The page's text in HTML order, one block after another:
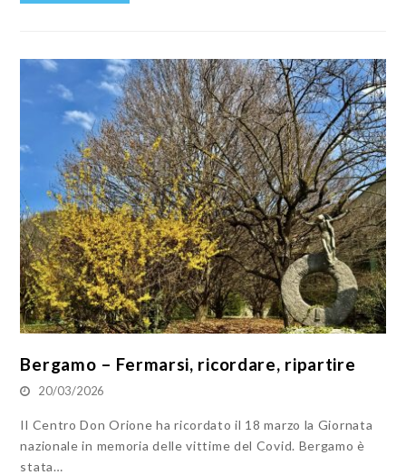
Bergamo – Fermarsi, ricordare, ripartire
20/03/2026
Il Centro Don Orione ha ricordato il 18 marzo la Giornata
nazionale in memoria delle vittime del Covid. Bergamo è
stata…